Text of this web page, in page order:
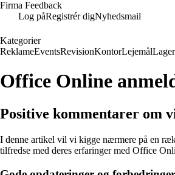
Firma Feedback
Log påRegistrér digNyhedsmail
Kategorier
ReklameEventsRevisionKontorLejemålLager
Office Online
Positive kommentarer om
I denne artikel vil vi kigge nærmere på en
tilfredse med deres erfaringer med Office